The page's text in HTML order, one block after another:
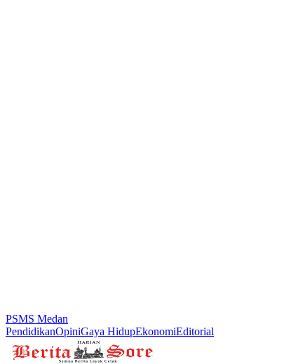
PSMS Medan
PendidikanOpiniGaya HidupEkonomiEditorial